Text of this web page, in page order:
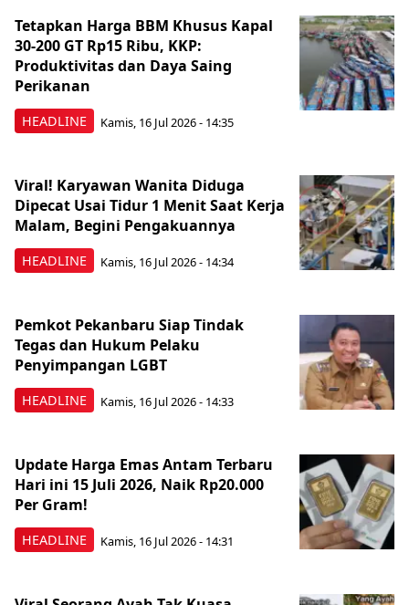
HEADLINE
Tetapkan Harga BBM Khusus Kapal
30-200 GT Rp15 Ribu, KKP:
Produktivitas dan Daya Saing
Perikanan
Kamis, 16 Jul 2026 - 14:35
HEADLINE
Viral! Karyawan Wanita Diduga
Dipecat Usai Tidur 1 Menit Saat Kerja
Malam, Begini Pengakuannya
Kamis, 16 Jul 2026 - 14:34
HEADLINE
Pemkot Pekanbaru Siap Tindak
Tegas dan Hukum Pelaku
Penyimpangan LGBT
Kamis, 16 Jul 2026 - 14:33
HEADLINE
Update Harga Emas Antam Terbaru
Hari ini 15 Juli 2026, Naik Rp20.000
Per Gram!
Kamis, 16 Jul 2026 - 14:31